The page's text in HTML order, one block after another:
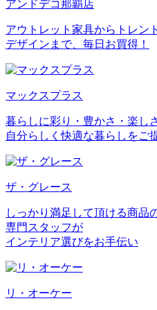
アンドデコ那覇店
アウトレット家具からトレン
デザインまで、毎日お買得！
マックスプラス
暮らしに彩り・豊かさ・楽し
自分らしく快適な暮らしをご
ザ・グレース
しっかり満足して頂ける商品
専門スタッフが
インテリア選びをお手伝い
リ・オーケー